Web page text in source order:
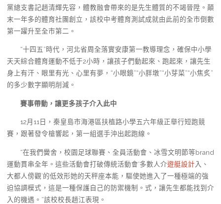
黨總支書記趙清輝先容，體教融會帶來的是先生體質的不竭晉陞。顛
末一年多的體育社團創立，該校中考體育測試成就由此前的全市倒數
第一躍升至全市第二。
“十四五”時代，河北省周全落實安康第一教導理念，確保中小學
天天綜合體育運動不低于2小時，讓孩子們動起來、跑起來，讓先生
身上有汗、眼里有光、心里有夢，“小眼鏡”“小胖墩”“小芽菜”“小焦炙”
的多少數字顯明削減。
賽事帶動，讓更多孩子介入此中
12月11日，秦皇島市海港區扶植路小學五六年級正舉行短跑競
賽，跟著發令槍響起，第一組選手沖出起跑線。
“在我們黌舍，校園足球聯賽、全員活動會、冰雪文明節等brand
運動貫串全年。這些活動會打破傳統活動會‘多數人介遊艇設計 入、
大都人傍觀’的低效形她的天秤座本能，驅使她進入了一種極端的強
迫協調模式，這是一種保護自己的防禦機制。式，讓先生都能找到介
入的機遇。”該校校長趙江表現。